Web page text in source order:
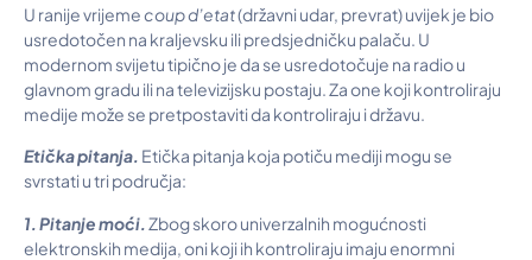
U ranije vrijemecoup d’etat(državni udar, prevrat) uvijek je bio
usredotočen na kraljevsku ili predsjedničku palaču. U
modernom svijetu tipično je da se usredotočuje na radio u
glavnom gradu ili na televizijsku postaju. Za one koji kontroliraju
medije može se pretpostaviti da kontroliraju i državu.
Etička pitanja. Etička pitanja koja potiču mediji mogu se
svrstati u tri područja:
1. Pitanje moći. Zbog skoro univerzalnih mogućnosti
elektronskih medija, oni koji ih kontroliraju imaju enormni